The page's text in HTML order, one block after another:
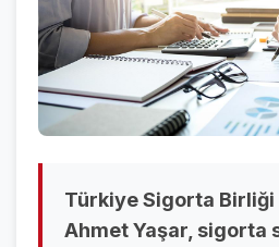
SON DAKİKA
SON DAKİKA HABERLERİ
VİDEO GALERİ
GALERİLERTürkiye Sigorta Birliği
Ahmet Yaşar, sigorta